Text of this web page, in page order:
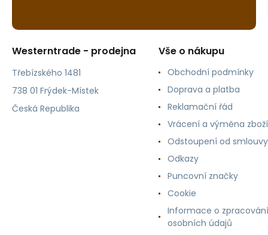
Westerntrade - prodejna
Třebízského 1481
738 01 Frýdek-Místek
Česká Republika
Vše o nákupu
Obchodní podmínky
Doprava a platba
Reklamační řád
Vrácení a výměna zboží
Odstoupení od smlouvy
Odkazy
Puncovní značky
Cookie
Informace o zpracování
osobních údajů